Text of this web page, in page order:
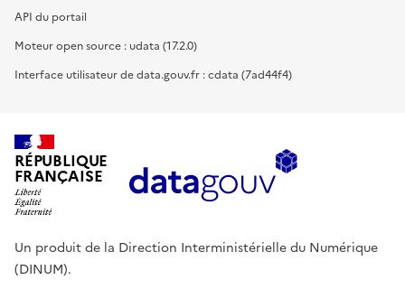
API du portail
Moteur open source : udata (17.2.0)
Interface utilisateur de data.gouv.fr : cdata (7ad44f4)
RÉPUBLIQUE
FRANÇAISE
Un produit de la Direction Interministérielle du Numérique
(DINUM).